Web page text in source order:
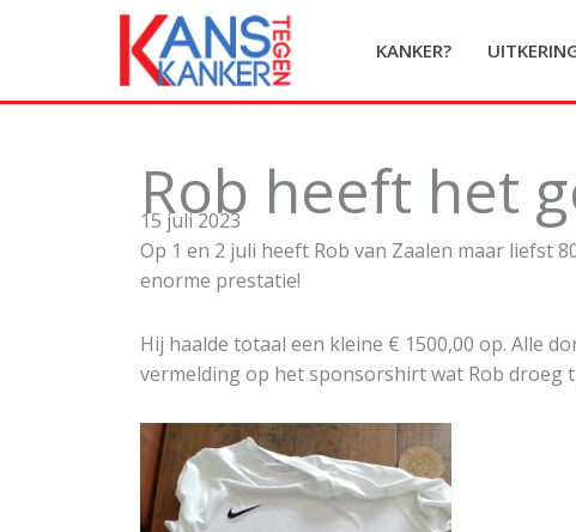
inhoud
KANKER?
Rob heeft het
15 juli 2023
Op 1 en 2 juli heeft Rob van Zaalen maar liefst
enorme prestatie!
Hij haalde totaal een kleine € 1500,00 op. Alle
vermelding op het sponsorshirt wat Rob droeg